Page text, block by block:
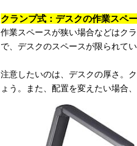
クランプ式：デスクの作業スペ
作業スペースが狭い場合などはク
で、デスクのスペースが限られて
注意したいのは、デスクの厚さ。
ょう。また、配置を変えたい場合